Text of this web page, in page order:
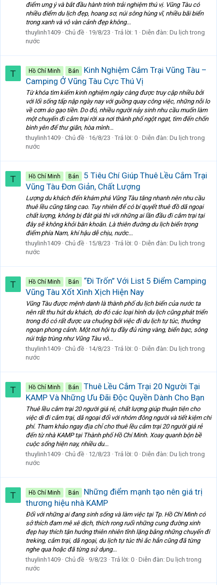
điểm ưng ý và bắt đầu hành trình trải nghiệm thú vị. Vũng Tàu có
nhiều điểm du lịch đẹp, hoang sơ, núi sông hùng vĩ, nhiều bãi biển
trong xanh và vô vàn cảnh đẹp không...
thuylinh1409 Chủ đề 19/8/23 Trả lời: 1 Diễn đàn: Du lịch trong
nước
T Hồ Chí Minh Bán
Kinh Nghiệm Cắm Trại Vũng Tàu –
Camping Ở Vũng Tàu Cực Thú Vị
Từ khóa tìm kiếm kinh nghiệm ngày càng được truy cập nhiều bởi
với lối sống tấp nập ngày nay với guồng quay công việc, những nỗi lo
về cơm áo gạo tiền. Do đó, nhiều người nảy sinh nhu cầu muốn làm
một chuyến đi cắm trại rời xa nơi thành phố ngột ngạt, tìm đến chốn
bình yên để thư giãn, hòa mình...
thuylinh1409 Chủ đề 16/8/23 Trả lời: 0 Diễn đàn: Du lịch trong
nước
T Hồ Chí Minh Bán
5 Tiêu Chí Giúp Thuê Lều Cắm Trại
Vũng Tàu Đơn Giản, Chất Lượng
Lượng du khách đến khám phá Vũng Tàu tăng nhanh nên nhu cầu
thuê lều cũng tăng cao. Tuy nhiên để có bí quyết thuê đồ dã ngoại
chất lượng, không bị đắt giá thì với những ai lần đầu đi cắm trại tại
đây sẽ không khỏi băn khoăn. Là thiên đường du lịch biển trọng
điểm phía Nam, khí hậu dễ chịu, nước...
thuylinh1409 Chủ đề 15/8/23 Trả lời: 0 Diễn đàn: Du lịch trong
nước
T Hồ Chí Minh Bán
“Đi Trốn” Với List 5 Điểm Camping
Vũng Tàu Xốt Xình Xịch Hiện Nay
Vũng Tàu được mệnh danh là thành phố du lịch biển của nước ta
nên rất thu hút du khách, do đó các loại hình du lịch cũng phát triển
trong đó có rất được ưa chuộng bởi việc đi du lịch tự túc, thưởng
ngoạn phong cảnh. Một nơi hội tụ đầy đủ rừng vàng, biển bạc, sông
núi trập trùng như Vũng Tàu vô...
thuylinh1409 Chủ đề 14/8/23 Trả lời: 0 Diễn đàn: Du lịch trong
nước
T Hồ Chí Minh Bán
Thuê Lều Cắm Trại 20 Người Tại
KAMP Và Những Ưu Đãi Độc Quyền Dành Cho Bạn
Thuê lều cắm trại 20 người giá rẻ, chất lượng giúp thuận tiện cho
việc di đi cắm trại, dã ngoại đối với nhóm đông người và tiết kiệm chi
phí. Tham khảo ngay địa chỉ cho thuê lều cắm trại 20 người giá rẻ
đến từ nhà KAMP tại Thành phố Hồ Chí Minh. Xoay quanh bộn bề
cuộc sống hiện nay, nhiều du...
thuylinh1409 Chủ đề 12/8/23 Trả lời: 0 Diễn đàn: Du lịch trong
nước
T Hồ Chí Minh Bán
Những điểm mạnh tạo nên giá trị
thương hiệu nhà KAMP
Đối với những ai đang sinh sống và làm việc tại Tp. Hồ Chí Minh có
sở thích đam mê xê dịch, thích rong ruổi những cung đường xinh
đẹp hay thích tận hưởng thiên nhiên tĩnh lặng bằng những chuyến đi
treking, cắm trại, dã ngoại, du lịch tự túc thì ắc hẳn cũng đã từng
nghe qua hoặc đã từng sử dụng...
thuylinh1409 Chủ đề 9/8/23 Trả lời: 0 Diễn đàn: Du lịch trong
nước